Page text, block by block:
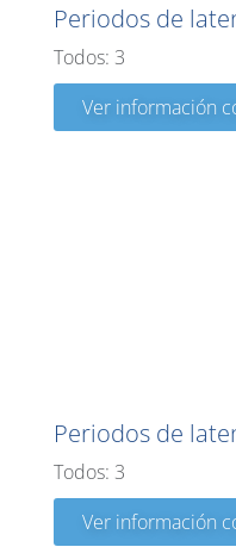
Periodos de
Todos: 3
Ver información
Periodos de
Todos: 3
Ver información